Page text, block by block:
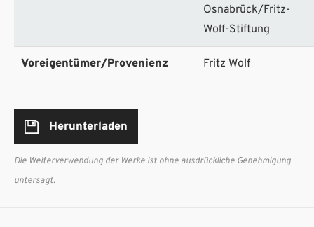
Osnabrück/Fritz-
Wolf-Stiftung
Voreigentümer/Provenienz Fritz Wolf
Herunterladen
Die Weiterverwendung der Werke ist ohne ausdrückliche Genehmigung
untersagt.